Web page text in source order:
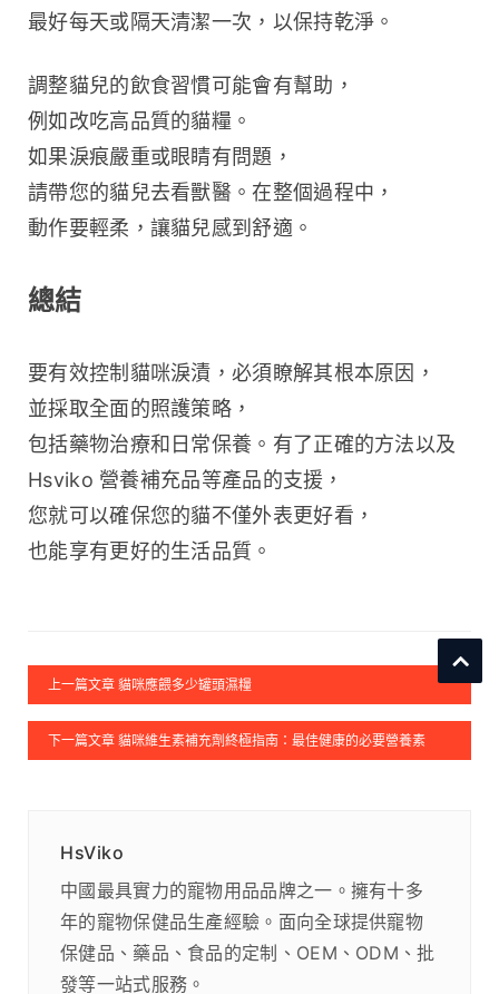
最好每天或隔天清潔一次，以保持乾淨。
調整貓兒的飲食習慣可能會有幫助，
例如改吃高品質的貓糧。
如果淚痕嚴重或眼睛有問題，
請帶您的貓兒去看獸醫。在整個過程中，
動作要輕柔，讓貓兒感到舒適。
總結
要有效控制貓咪淚漬，必須瞭解其根本原因，
並採取全面的照護策略，
包括藥物治療和日常保養。有了正確的方法以及
Hsviko 營養補充品等產品的支援，
您就可以確保您的貓不僅外表更好看，
也能享有更好的生活品質。
上一篇文章 貓咪應餵多少罐頭濕糧
下一篇文章 貓咪維生素補充劑終極指南：最佳健康的必要營養素
HsViko
中國最具實力的寵物用品品牌之一。擁有十多
年的寵物保健品生產經驗。面向全球提供寵物
保健品、藥品、食品的定制、OEM、ODM、批
發等一站式服務。